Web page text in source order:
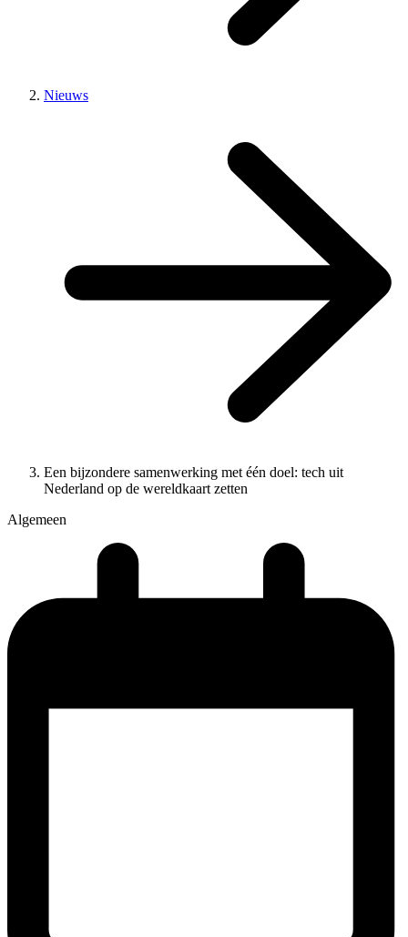
Nieuws
Een bijzondere samenwerking met één doel: tech uit
Nederland op de wereldkaart zetten
Algemeen